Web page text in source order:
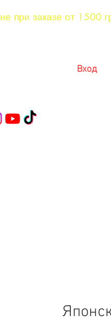
при заказе от 1500
Вход